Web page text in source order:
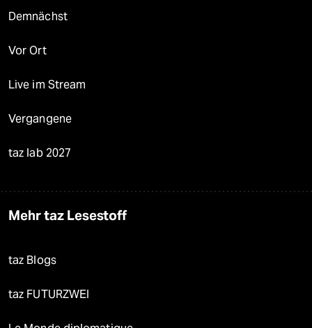
Demnächst
Vor Ort
Live im Stream
Vergangene
taz lab 2027
Mehr taz Lesestoff
taz Blogs
taz FUTURZWEI